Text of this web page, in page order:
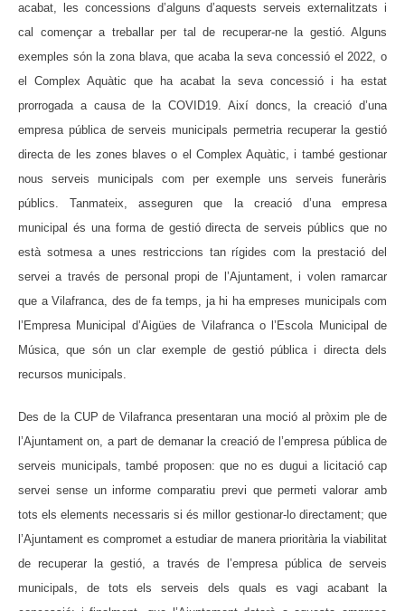
acabat, les concessions d’alguns d’aquests serveis externalitzats i
cal començar a treballar per tal de recuperar-ne la gestió. Alguns
exemples són la zona blava, que acaba la seva concessió el 2022, o
el Complex Aquàtic que ha acabat la seva concessió i ha estat
prorrogada a causa de la COVID19. Així doncs, la creació d’una
empresa pública de serveis municipals permetria recuperar la gestió
directa de les zones blaves o el Complex Aquàtic, i també gestionar
nous serveis municipals com per exemple uns serveis funeràris
públics. Tanmateix, asseguren que la creació d’una empresa
municipal és una forma de gestió directa de serveis públics que no
està sotmesa a unes restriccions tan rígides com la prestació del
servei a través de personal propi de l’Ajuntament, i volen ramarcar
que a Vilafranca, des de fa temps, ja hi ha empreses municipals com
l’Empresa Municipal d’Aigües de Vilafranca o l’Escola Municipal de
Música, que són un clar exemple de gestió pública i directa dels
recursos municipals.
Des de la CUP de Vilafranca presentaran una moció al pròxim ple de
l’Ajuntament on, a part de demanar la creació de l’empresa pública de
serveis municipals, també proposen: que no es dugui a licitació cap
servei sense un informe comparatiu previ que permeti valorar amb
tots els elements necessaris si és millor gestionar-lo directament; que
l’Ajuntament es compromet a estudiar de manera prioritària la viabilitat
de recuperar la gestió, a través de l’empresa pública de serveis
municipals, de tots els serveis dels quals es vagi acabant la